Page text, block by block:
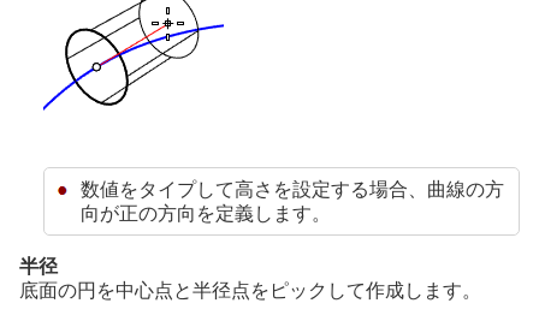
数値をタイプして高さを設定する場合、曲線の方
向が正の方向を定義します。
半径
底面の円を中心点と半径点をピックして作成します。